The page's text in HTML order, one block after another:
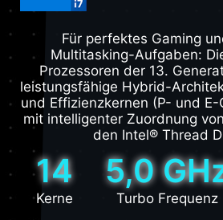
Für perfektes Gaming
Multitasking-Aufgaben:
Prozessoren der 13.
leistungsfähige Hybrid-
und Effizienzkernen (P- und
mit intelligenter Zuordnung
den Intel® Thread
14
Kerne
5,0
Turbo Frequenz